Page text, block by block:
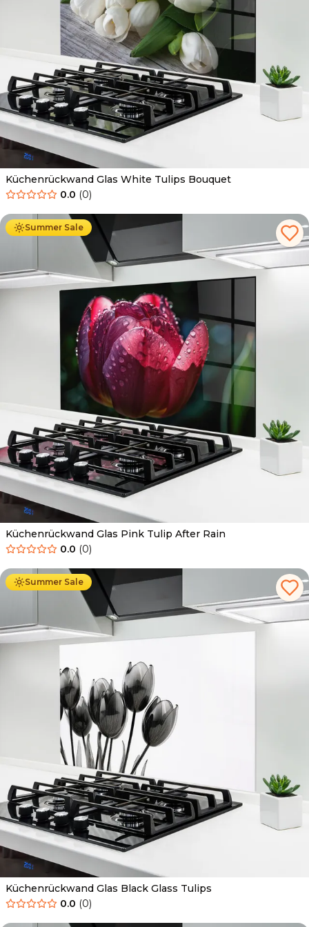
Küchenrückwand Glas White Tulips Bouquet
0.0 (0)
Summer Sale
Ab 69.90 € 34.90
Küchenrückwand Glas Pink Tulip After Rain
0.0 (0)
Summer Sale
Ab 69.90 € 34.90
Küchenrückwand Glas Black Glass Tulips
0.0 (0)
Ab 69.90 € 34.90